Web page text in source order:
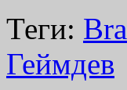
Теги:
Геймдев